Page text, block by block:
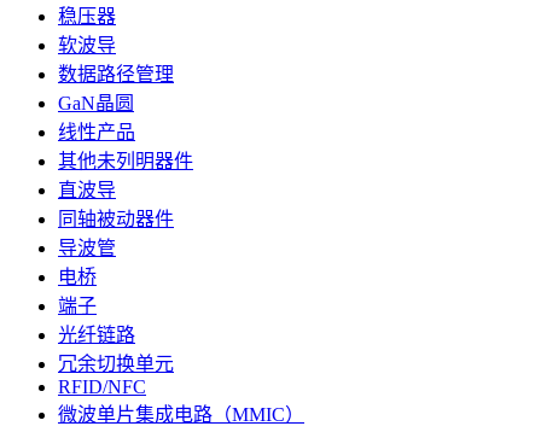
稳压器
软波导
数据路径管理
GaN晶圆
线性产品
其他未列明器件
直波导
同轴被动器件
导波管
电桥
端子
光纤链路
冗余切换单元
RFID/NFC
微波单片集成电路（MMIC）